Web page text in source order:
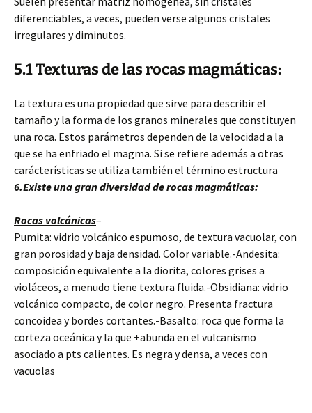
diferenciables, a veces, pueden verse algunos cristales
irregulares y diminutos.
5.1 Texturas de las rocas magmáticas:
La textura es una propiedad que sirve para describir el
tamaño y la forma de los granos minerales que constituyen
una roca. Estos parámetros dependen de la velocidad a la
que se ha enfriado el magma. Si se refiere además a otras
carácterísticas se utiliza también el término estructura
6.Existe una gran diversidad de rocas magmáticas:
Rocas volcánicas–
Pumita: vidrio volcánico espumoso, de textura vacuolar, con
gran porosidad y baja densidad. Color variable.-Andesita:
composición equivalente a la diorita, colores grises a
violáceos, a menudo tiene textura fluida.-Obsidiana: vidrio
volcánico compacto, de color negro. Presenta fractura
concoidea y bordes cortantes.-Basalto: roca que forma la
corteza oceánica y la que +abunda en el vulcanismo
asociado a pts calientes. Es negra y densa, a veces con
vacuolas